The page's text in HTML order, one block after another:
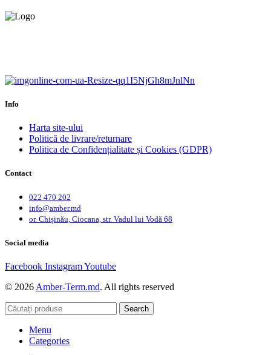
Info
Harta site-ului
Politică de livrare/returnare
Politica de Confidențialitate și Cookies (GDPR)
Contact
022 470 202
info@amber.md
or. Chișinău, Ciocana, str. Vadul lui Vodă 68
Social media
Facebook InstagramYoutube
© 2026 Amber-Term.md. All rights reserved
Search
Menu
Categories